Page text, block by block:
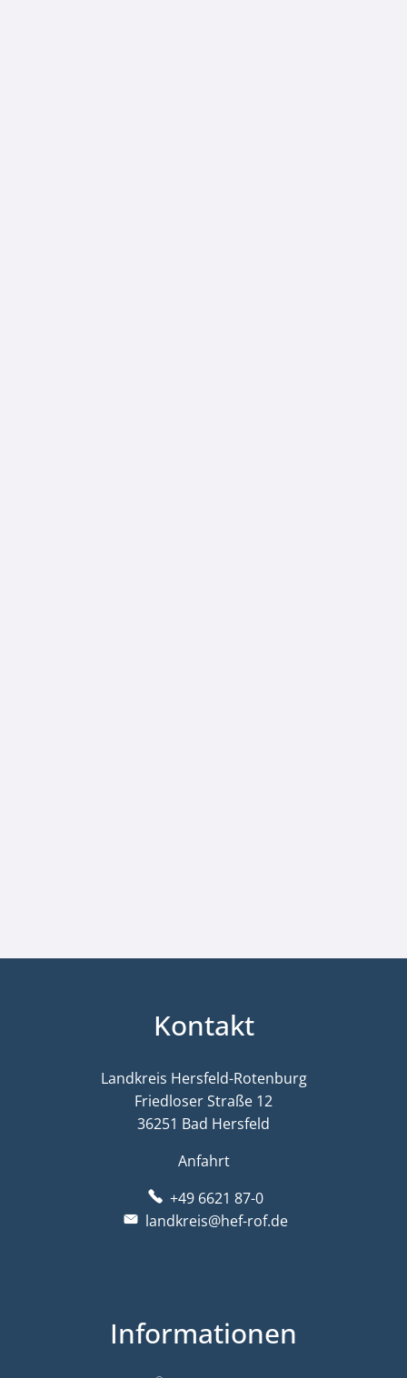
Kontakt
Landkreis Hersfeld-Rotenburg
Friedloser Straße 12
36251 Bad Hersfeld
Anfahrt
+49 6621 87-0
landkreis@hef-rof.de
Informationen